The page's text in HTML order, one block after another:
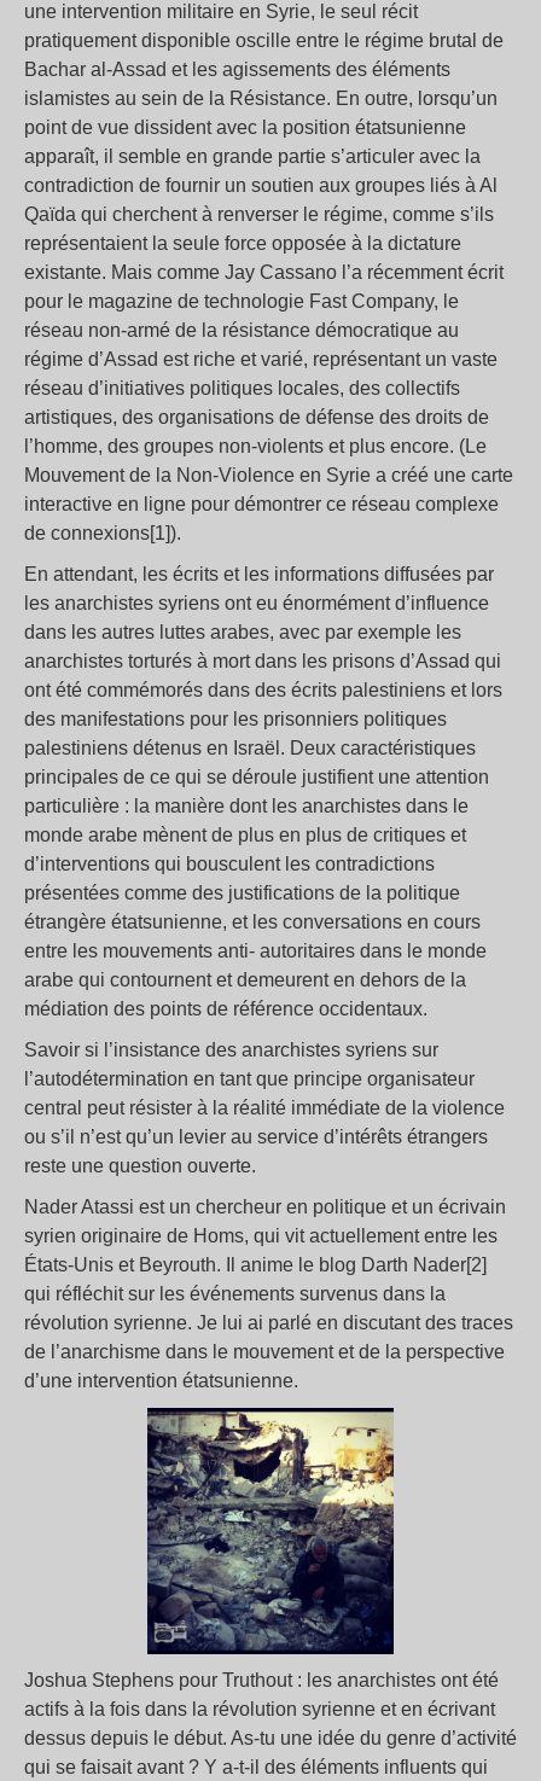
une intervention militaire en Syrie, le seul récit
pratiquement disponible oscille entre le régime brutal de
Bachar al-Assad et les agissements des éléments
islamistes au sein de la Résistance. En outre, lorsqu’un
point de vue dissident avec la position étatsunienne
apparaît, il semble en grande partie s’articuler avec la
contradiction de fournir un soutien aux groupes liés à Al
Qaïda qui cherchent à renverser le régime, comme s’ils
représentaient la seule force opposée à la dictature
existante. Mais comme Jay Cassano l’a récemment écrit
pour le magazine de technologie Fast Company, le
réseau non-armé de la résistance démocratique au
régime d’Assad est riche et varié, représentant un vaste
réseau d’initiatives politiques locales, des collectifs
artistiques, des organisations de défense des droits de
l’homme, des groupes non-violents et plus encore. (Le
Mouvement de la Non-Violence en Syrie a créé une carte
interactive en ligne pour démontrer ce réseau complexe
de connexions[1]).
En attendant, les écrits et les informations diffusées par
les anarchistes syriens ont eu énormément d’influence
dans les autres luttes arabes, avec par exemple les
anarchistes torturés à mort dans les prisons d’Assad qui
ont été commémorés dans des écrits palestiniens et lors
des manifestations pour les prisonniers politiques
palestiniens détenus en Israël. Deux caractéristiques
principales de ce qui se déroule justifient une attention
particulière : la manière dont les anarchistes dans le
monde arabe mènent de plus en plus de critiques et
d’interventions qui bousculent les contradictions
présentées comme des justifications de la politique
étrangère étatsunienne, et les conversations en cours
entre les mouvements anti- autoritaires dans le monde
arabe qui contournent et demeurent en dehors de la
médiation des points de référence occidentaux.
Savoir si l’insistance des anarchistes syriens sur
l’autodétermination en tant que principe organisateur
central peut résister à la réalité immédiate de la violence
ou s’il n’est qu’un levier au service d’intérêts étrangers
reste une question ouverte.
Nader Atassi est un chercheur en politique et un écrivain
syrien originaire de Homs, qui vit actuellement entre les
États-Unis et Beyrouth. Il anime le blog Darth Nader[2]
qui réfléchit sur les événements survenus dans la
révolution syrienne. Je lui ai parlé en discutant des traces
de l’anarchisme dans le mouvement et de la perspective
d’une intervention étatsunienne.
Joshua Stephens pour Truthout : les anarchistes ont été
actifs à la fois dans la révolution syrienne et en écrivant
dessus depuis le début. As-tu une idée du genre d’activité
qui se faisait avant ? Y a-t-il des éléments influents qui